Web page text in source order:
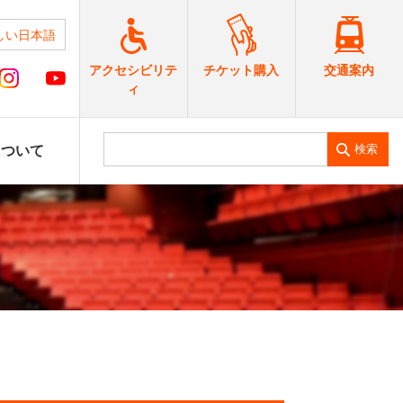
い日本語
アクセシビリテ
ィ
チケット購入 交通案内
いて 検索